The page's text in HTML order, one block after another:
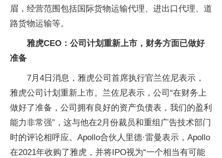
眉，经营范围包括国际货物运输代理、进出口代理、道
路货物运输等。
雅虎CEO：公司计划重新上市，财务方面已做好
准备
7月4日消息，雅虎公司首席执行官兰佐尼表示，
雅虎公司计划重新上市。兰佐尼表示，公司“在财务上
做好了准备，公司拥有良好的资产负债表，我们的盈利
能力非常强”，这与他在2月份裁员和重组广告技术部门
时的评论相呼应。Apollo合伙人里德·雷曼表示，Apollo
在2021年收购了雅虎，并将IPO视为“一个相当有可能